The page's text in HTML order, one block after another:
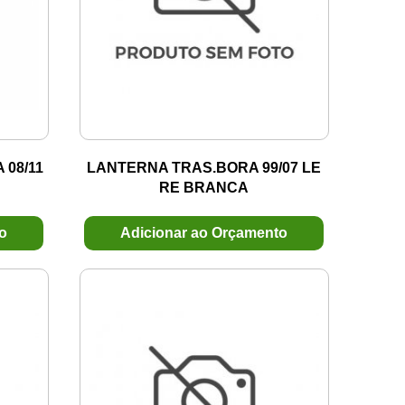
08/11
LANTERNA TRAS.BORA 99/07 LE
RE BRANCA
Adicionar ao Orçamento